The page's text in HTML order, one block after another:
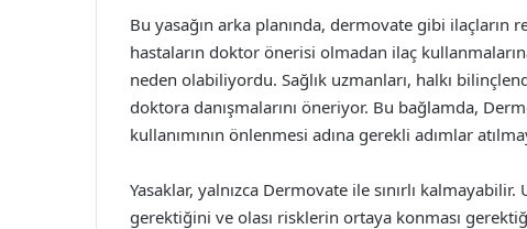
Bu yasağın arka planında, dermovate gibi ilaçların
hastaların doktor önerisi olmadan ilaç
neden olabiliyordu. Sağlık uzmanları, halkı
doktora danışmalarını öneriyor. Bu bağlamda,
kullanımının önlenmesi adına gerekli adımlar
Yasaklar, yalnızca Dermovate ile sınırlı
gerektiğini ve olası risklerin ortaya konması